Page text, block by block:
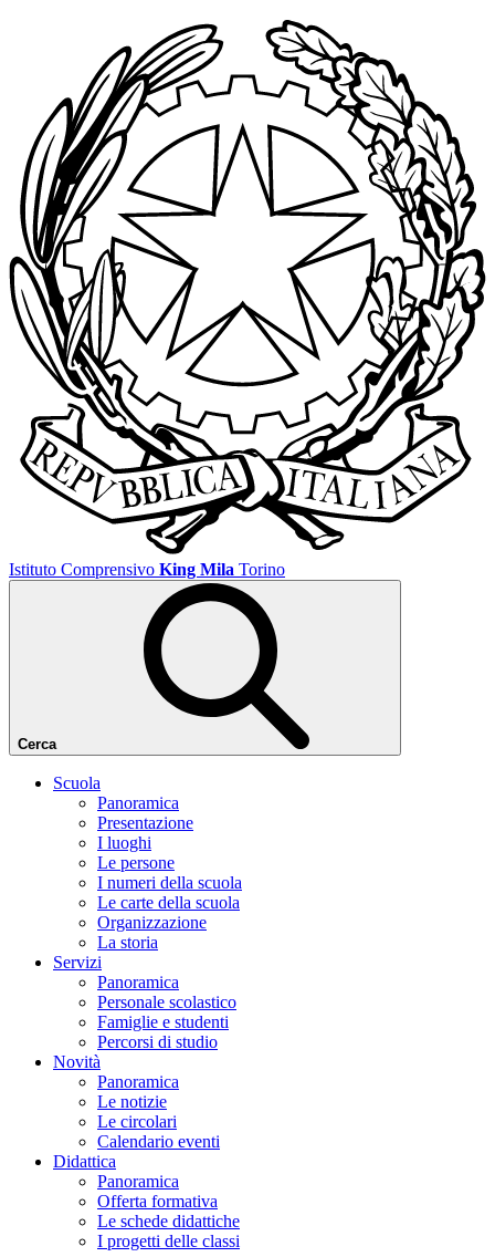
Istituto Comprensivo King Mila Torino
Cerca
Scuola
Panoramica
Presentazione
I luoghi
Le persone
I numeri della scuola
Le carte della scuola
Organizzazione
La storia
Servizi
Panoramica
Personale scolastico
Famiglie e studenti
Percorsi di studio
Novità
Panoramica
Le notizie
Le circolari
Calendario eventi
Didattica
Panoramica
Offerta formativa
Le schede didattiche
I progetti delle classi